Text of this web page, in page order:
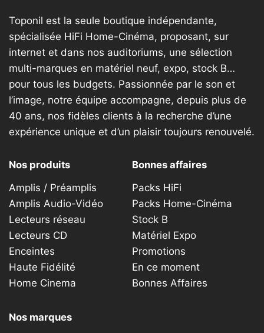
Toponil est la seule boutique indépendante,
spécialisée HiFi Home-Cinéma, proposant, sur
internet et dans nos auditoriums, une sélection
multi-marques en matériel neuf, expo, stock B…
pour tous les budgets. Passionnée par le son et
l’image, notre équipe accompagne, depuis plus de
40 ans, nos fidèles clients à la recherche d’une
expérience unique et d’un plaisir toujours renouvelé.
Nos produits
Amplis / Préamplis
Amplis Audio-Vidéo
Lecteurs réseau
Lecteurs CD
Enceintes
Haute Fidélité
Home Cinema
Bonnes affaires
Packs HiFi
Packs Home-Cinéma
Stock B
Matériel Expo
Promotions
En ce moment
Bonnes Affaires
Nos marques